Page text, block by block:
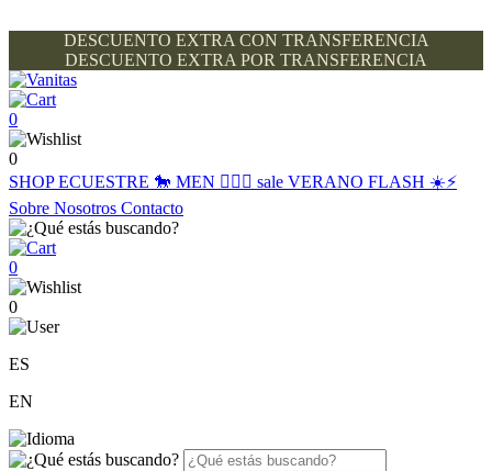
DESCUENTO EXTRA CON TRANSFERENCIA
DESCUENTO EXTRA POR TRANSFERENCIA
0
0
SHOPECUESTRE 🐎 MEN 🙋🏽‍♂️ sale VERANO FLASH ☀️⚡️
Sobre Nosotros Contacto
0
0
ES
EN